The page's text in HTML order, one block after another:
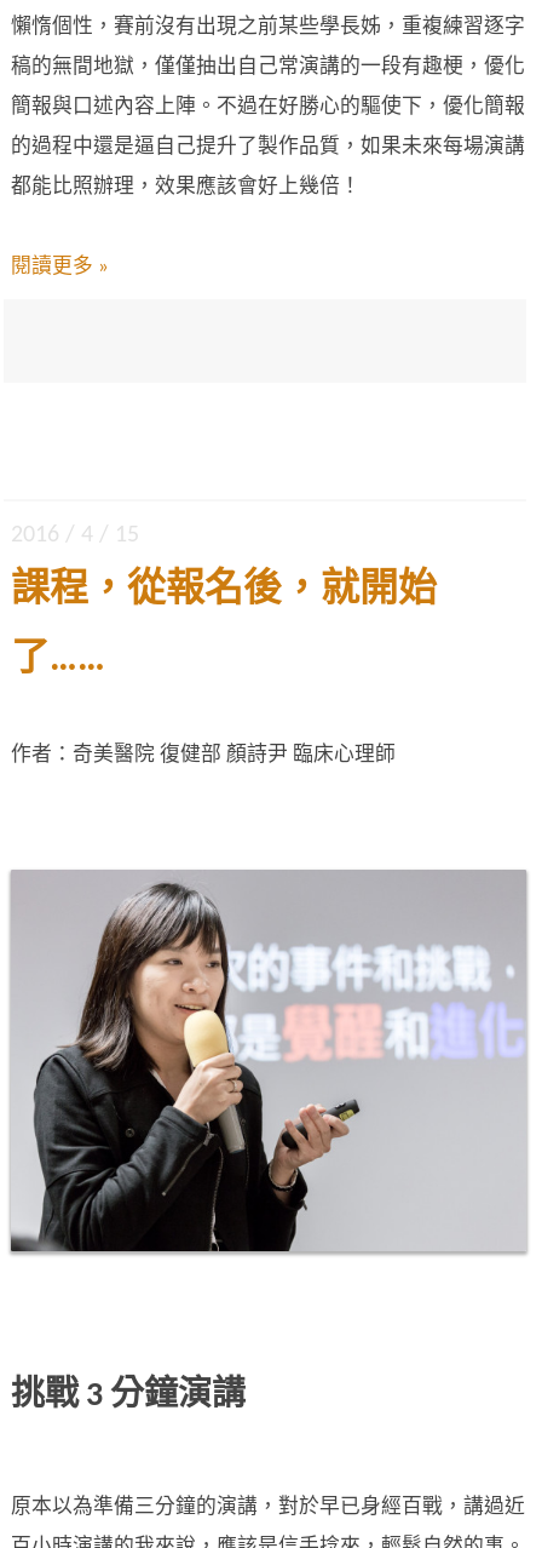
懶惰個性，賽前沒有出現之前某些學長姊，重複練習逐字
稿的無間地獄，僅僅抽出自己常演講的一段有趣梗，優化
簡報與口述內容上陣。不過在好勝心的驅使下，優化簡報
的過程中還是逼自己提升了製作品質，如果未來每場演講
都能比照辦理，效果應該會好上幾倍！
閱讀更多 »
2016 / 4 / 15
課程，從報名後，就開始
了……
作者：奇美醫院 復健部 顏詩尹 臨床心理師
挑戰 3 分鐘演講
原本以為準備三分鐘的演講，對於早已身經百戰，講過近